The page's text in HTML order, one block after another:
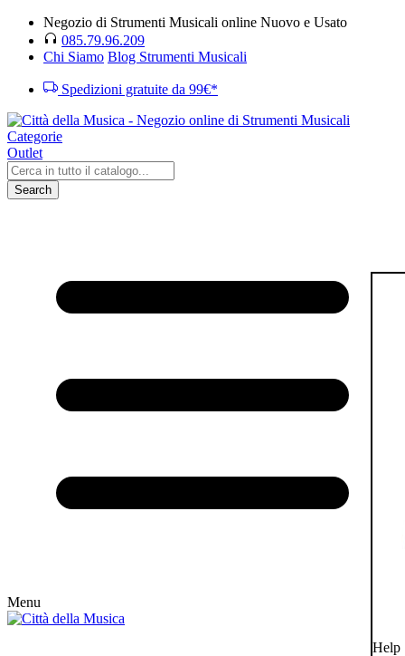
Negozio di Strumenti Musicali online Nuovo e Usato
085.79.96.209
Chi Siamo Blog Strumenti Musicali
Spedizioni gratuite da 99€*
Categorie
Outlet
Search
Menu
Help